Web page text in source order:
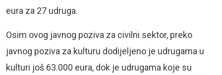
eura za 27 udruga.
Osim ovog javnog poziva za civilni sektor, preko
javnog poziva za kulturu dodijeljeno je udrugama u
kulturi još 63.000 eura, dok je udrugama koje su